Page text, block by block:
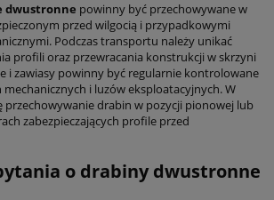
dwustronne powinny być przechowywane w
przed wilgocią i przypadkowymi
Podczas transportu należy unikać
profili oraz przewracania konstrukcji w skrzyni
i zawiasy powinny być regularnie kontrolowane
i luzów eksploatacyjnych. W
przechowywanie drabin w pozycji pionowej lub
zabezpieczających profile przed
o drabiny dwustronne